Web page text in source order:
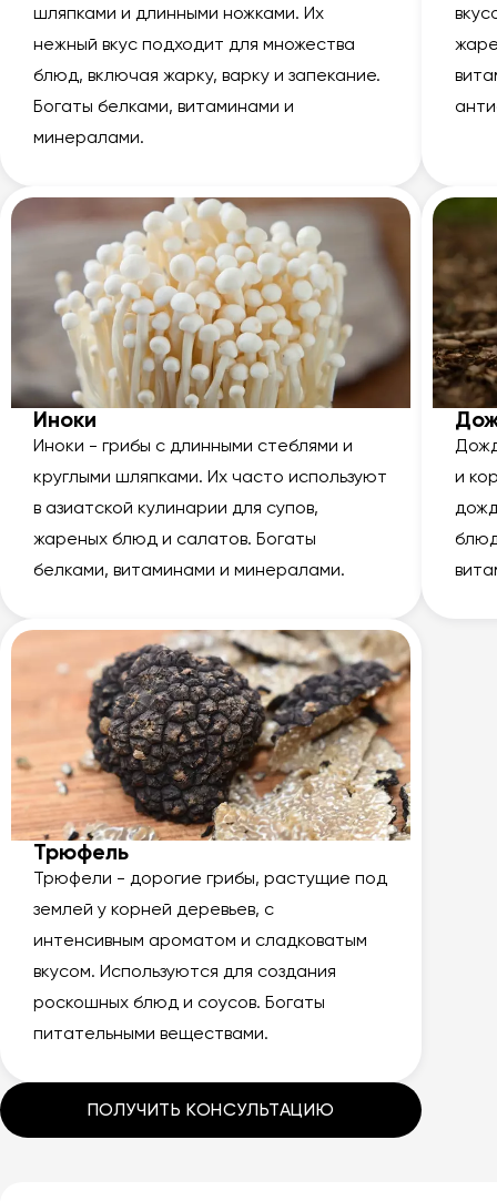
шляпками и длинными ножками. Их
нежный вкус подходит для множества
блюд, включая жарку, варку и запекание.
Богаты белками, витаминами и
минералами.
Иноки
Иноки - грибы с длинными стеблями и
круглыми шляпками. Их часто используют
в азиатской кулинарии для супов,
жареных блюд и салатов. Богаты
белками, витаминами и минералами.
и
Трюфель
Трюфели - дорогие грибы, растущие под
землей у корней деревьев, с
интенсивным ароматом и сладковатым
вкусом. Используются для создания
роскошных блюд и соусов. Богаты
питательными веществами.
ПОЛУЧИТЬ КОНСУЛЬТАЦИЮ